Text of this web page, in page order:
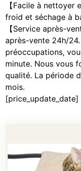
【Facile à nettoyer
froid et séchage à
【Service après-
après-vente 24h/
préoccupations,
minute. Nous vous
qualité. La période
mois.
[price_update_date]